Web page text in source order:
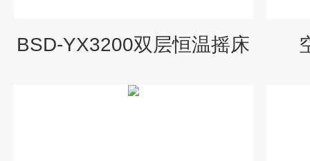
BSD-YX3200双层恒温摇床